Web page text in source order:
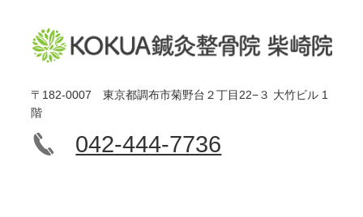
〒182-0007 東京都調布市菊野台２丁目22−３ 大竹ビル 1
階
042-444-7736